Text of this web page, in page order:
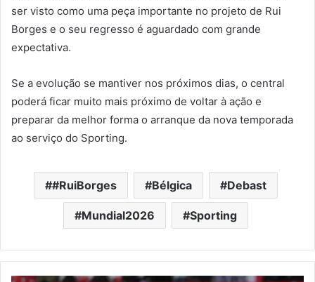
ser visto como uma peça importante no projeto de Rui
Borges e o seu regresso é aguardado com grande
expectativa.
Se a evolução se mantiver nos próximos dias, o central
poderá ficar muito mais próximo de voltar à ação e
preparar da melhor forma o arranque da nova temporada
ao serviço do Sporting.
#RuiBorges Bélgica Debast
Mundial2026 Sporting